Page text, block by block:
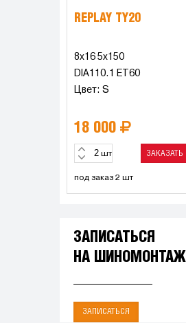
REPLAY TY20
8x16 5x150
DIA110.1 ET60
Цвет: S
18 000
шт ЗАКАЗАТЬ
под заказ 2 шт
ЗАПИСАТЬСЯ
НА ШИНОМОНТАЖ
ЗАПИСАТЬСЯ